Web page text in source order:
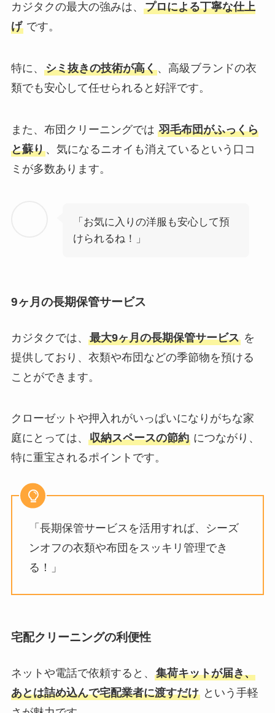
カジタクの最大の強みは、 プロによる丁寧な仕上
げです。
特に、 シミ抜きの技術が高く、高級ブランドの衣
類でも安心して任せられると好評です。
また、布団クリーニングでは 羽毛布団がふっくら
と蘇り、気になるニオイも消えているという口コ
ミが多数あります。
「お気に入りの洋服も安心して預
けられるね！」
9ヶ月の長期保管サービス
カジタクでは、 最大9ヶ月の長期保管サービスを
提供しており、衣類や布団などの季節物を預ける
ことができます。
クローゼットや押入れがいっぱいになりがちな家
庭にとっては、 収納スペースの節約につながり、
特に重宝されるポイントです。
「長期保管サービスを活用すれば、シーズ
ンオフの衣類や布団をスッキリ管理でき
る！」
宅配クリーニングの利便性
ネットや電話で依頼すると、 集荷キットが届き、
あとは詰め込んで宅配業者に渡すだけという手軽